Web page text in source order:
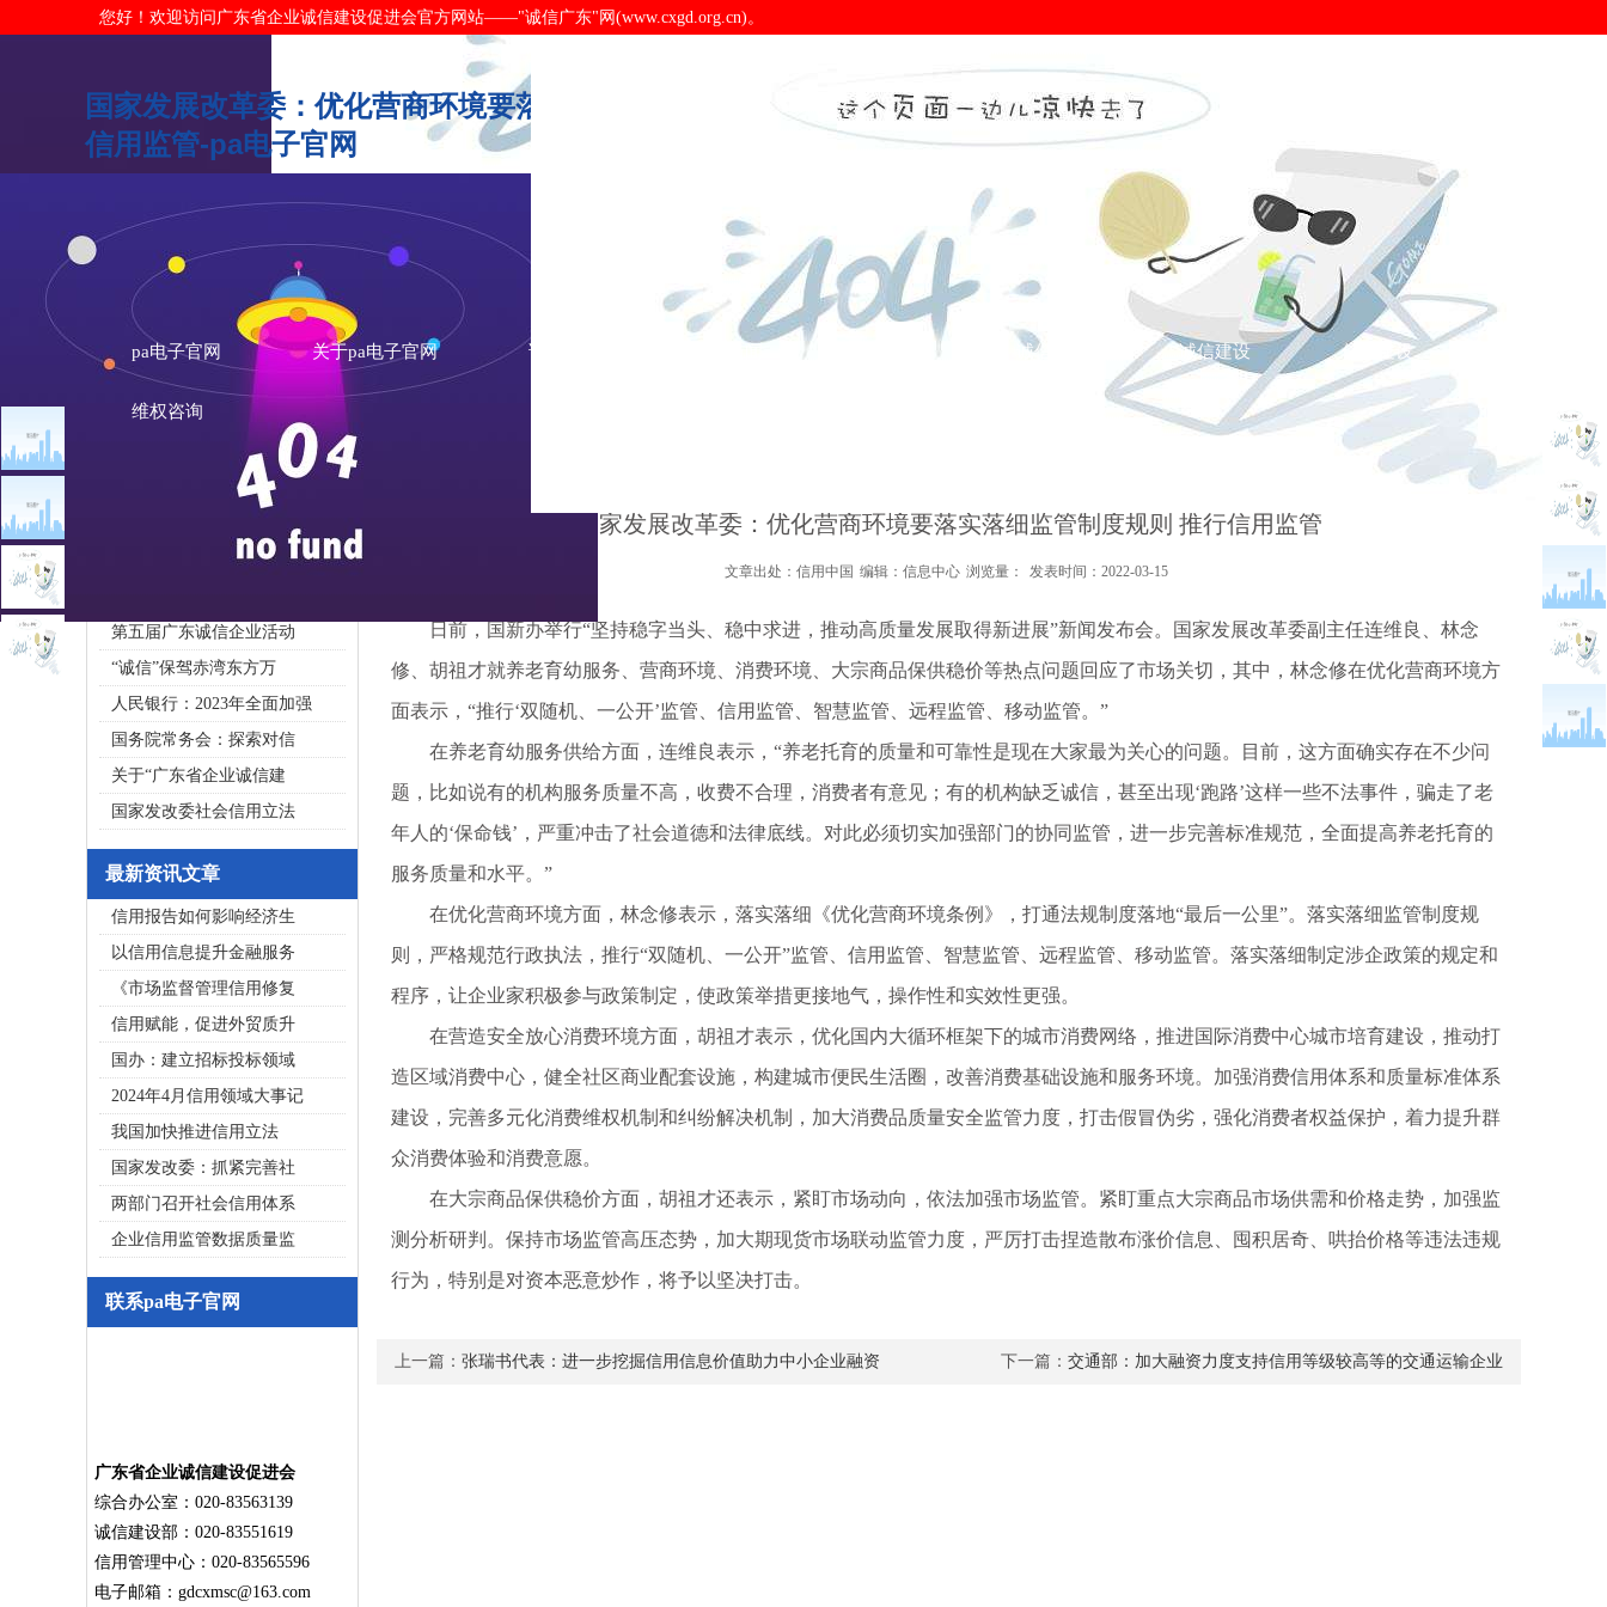
您好！欢迎访问广东省企业诚信建设促进会官方网站——"诚信广东"网(www.cxgd.org.cn)。
国家发展改革委：优化营商环境要落实落细监管制度规则 推行
信用监管-pa电子官网
pa电子官网 关于pa电子官网 诚信广东 诚信认证 诚信建设 信用建设
维权咨询
广州市发展改革委关于做
重大突发公共卫生事件一
2020广东省守合同重信用企
第五届广东诚信企业活动
“诚信”保驾赤湾东方万
人民银行：2023年全面加强
国务院常务会：探索对信
关于“广东省企业诚信建
国家发改委社会信用立法
最新资讯文章
信用报告如何影响经济生
以信用信息提升金融服务
《市场监督管理信用修复
信用赋能，促进外贸质升
国办：建立招标投标领域
2024年4月信用领域大事记
我国加快推进信用立法
国家发改委：抓紧完善社
两部门召开社会信用体系
企业信用监管数据质量监
联系pa电子官网
广东省企业诚信建设促进会
综合办公室：020-83563139
诚信建设部：020-83551619
信用管理中心：020-83565596
电子邮箱： gdcxmsc@163.com
您的位置： >诚信新闻 诚信新闻
国家发展改革委：优化营商环境要落实落细监管制度规则 推行信用监管
文章出处：信用中国 编辑：信息中心 浏览量： 发表时间：2022-03-15
日前，国新办举行“坚持稳字当头、稳中求进，推动高质量发展取得新进展”新闻发布会。国家发展改革委副主任连维良、林念
修、胡祖才就养老育幼服务、营商环境、消费环境、大宗商品保供稳价等热点问题回应了市场关切，其中，林念修在优化营商环境方
面表示，“推行‘双随机、一公开’监管、信用监管、智慧监管、远程监管、移动监管。”
在养老育幼服务供给方面，连维良表示，“养老托育的质量和可靠性是现在大家最为关心的问题。目前，这方面确实存在不少问
题，比如说有的机构服务质量不高，收费不合理，消费者有意见；有的机构缺乏诚信，甚至出现‘跑路’这样一些不法事件，骗走了老
年人的‘保命钱’，严重冲击了社会道德和法律底线。对此必须切实加强部门的协同监管，进一步完善标准规范，全面提高养老托育的
服务质量和水平。”
在优化营商环境方面，林念修表示，落实落细《优化营商环境条例》，打通法规制度落地“最后一公里”。落实落细监管制度规
则，严格规范行政执法，推行“双随机、一公开”监管、信用监管、智慧监管、远程监管、移动监管。落实落细制定涉企政策的规定和
程序，让企业家积极参与政策制定，使政策举措更接地气，操作性和实效性更强。
在营造安全放心消费环境方面，胡祖才表示，优化国内大循环框架下的城市消费网络，推进国际消费中心城市培育建设，推动打
造区域消费中心，健全社区商业配套设施，构建城市便民生活圈，改善消费基础设施和服务环境。加强消费信用体系和质量标准体系
建设，完善多元化消费维权机制和纠纷解决机制，加大消费品质量安全监管力度，打击假冒伪劣，强化消费者权益保护，着力提升群
众消费体验和消费意愿。
在大宗商品保供稳价方面，胡祖才还表示，紧盯市场动向，依法加强市场监管。紧盯重点大宗商品市场供需和价格走势，加强监
测分析研判。保持市场监管高压态势，加大期现货市场联动监管力度，严厉打击捏造散布涨价信息、囤积居奇、哄抬价格等违法违规
行为，特别是对资本恶意炒作，将予以坚决打击。
下一篇： 交通部：加大融资力度支持信用等级较高等的交通运输企业
上一篇： 张瑞书代表：进一步挖掘信用信息价值助力中小企业融资